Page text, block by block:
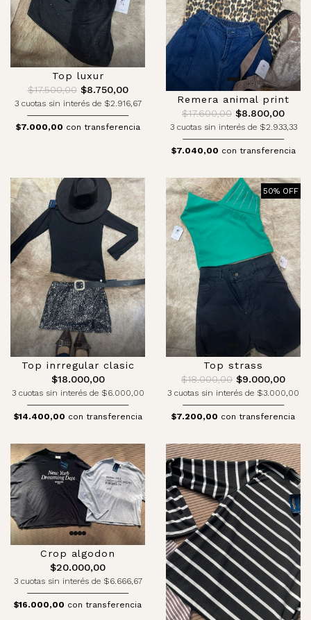
Top luxur
$17.500,00$8.750,00
3 cuotas sin interés de $2.916,67
$7.000,00 con transferencia
Remera animal print
$17.600,00 $8.800,00
3 cuotas sin interés de $2.933,33
$7.040,00 con transferencia
Top inrregular clasic
$18.000,00
3 cuotas sin interés de $6.000,00
$14.400,00 con transferencia
50% OFF
Top strass
$18.000,00 $9.000,00
3 cuotas sin interés de $3.000,00
$7.200,00 con transferencia
Crop algodon
$20.000,00
3 cuotas sin interés de $6.666,67
$16.000,00 con transferencia